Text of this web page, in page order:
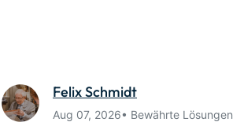
Felix Schmidt
Aug 07, 2026• Bewährte Lösungen